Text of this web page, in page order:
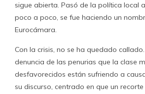
sigue abierta. Pasó de la política local
poco a poco, se fue haciendo un
Eurocámara.
Con la crisis, no se ha quedado
denuncia de las penurias que la clase
desfavorecidos están sufriendo a
su discurso, centrado en que un